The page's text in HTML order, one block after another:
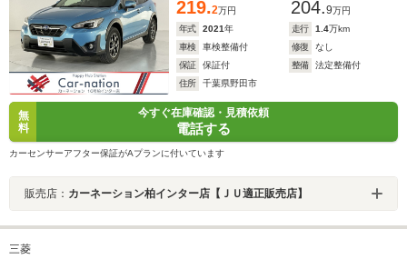
219.2万円 204.9万円
年式
2021年 走行 1.4万km
車検
車検整備付 修復
なし
保証
保証付 整備
法定整備付
住所
千葉県野田市
無
料
今すぐ在庫確認・見積依頼
電話する
カーセンサーアフター保証がAプランに付いています
販売店： カーネーション柏インター店【ＪＵ適正販売店】
三菱